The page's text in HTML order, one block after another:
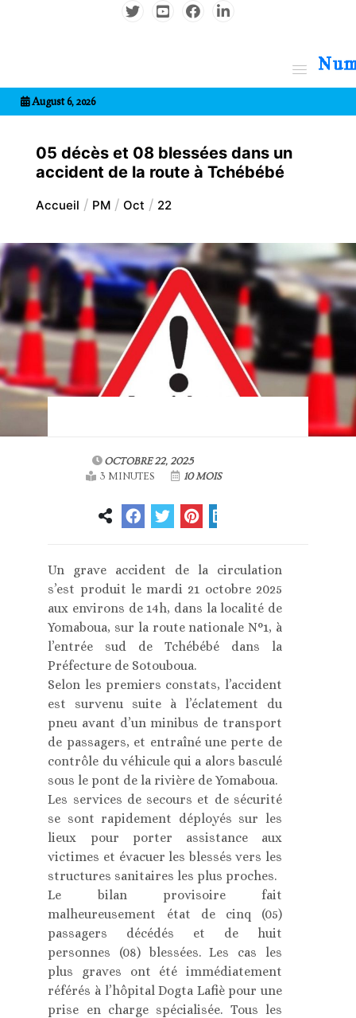
August 6, 2026
05 décès et 08 blessées dans un
accident de la route à Tchébébé
Accueil PM Oct 22
OCTOBRE 22, 2025
3 MINUTES
10 MOIS
Un grave accident de la circulation
s’est produit le mardi 21 octobre 2025
aux environs de 14h, dans la localité de
Yomaboua, sur la route nationale N°1, à
l’entrée sud de Tchébébé dans la
Préfecture de Sotouboua.
Selon les premiers constats, l’accident
est survenu suite à l’éclatement du
pneu avant d’un minibus de transport
de passagers, et entraîné une perte de
contrôle du véhicule qui a alors basculé
sous le pont de la rivière de Yomaboua.
Les services de secours et de sécurité
se sont rapidement déployés sur les
lieux pour porter assistance aux
victimes et évacuer les blessés vers les
structures sanitaires les plus proches.
Le bilan provisoire fait
malheureusement état de cinq (05)
passagers décédés et de huit
personnes (08) blessées. Les cas les
plus graves ont été immédiatement
référés à l’hôpital Dogta Lafiè pour une
prise en charge spécialisée. Tous les